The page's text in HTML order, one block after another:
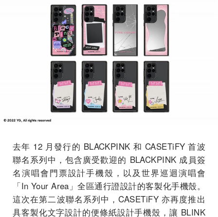
去年 12 月發行的 BLACKPINK 和 CASETiFY 首波
聯名系列中，包含廣受歡迎的 BLACKPINK 成員簽
名演唱會門票設計手機殼，以及世界巡迴演唱會
「In Your Area」全區通行證設計的客製化手機殼。
這次在第二波聯名系列中，CASETiFY 亦再度推出
具客製化文字設計的便條紙設計手機殼，讓 BLINK